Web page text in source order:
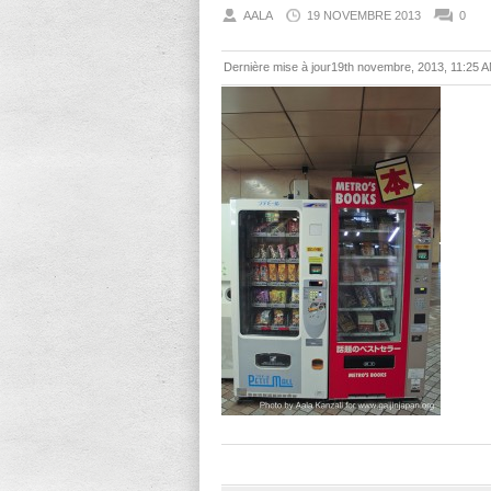
AALA 19 NOVEMBRE 2013 0
Dernière mise à jour19th novembre, 2013, 11:25